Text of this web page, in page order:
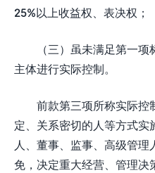
25%以上收益权、表决权；
（三）虽未满足第一
主体进行实际控制。
前款第三项所称实际控
定、关系密切的人等方式实
人、董事、监事、高级管
免，决定重大经营、管理决